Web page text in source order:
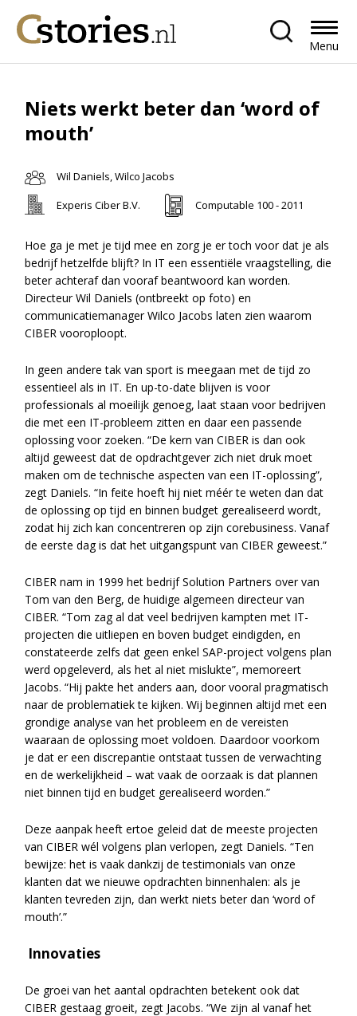
Menu
Niets werkt beter dan ‘word of
mouth’
Wil Daniels, Wilco Jacobs
Experis Ciber B.V.
Computable 100 - 2011
Hoe ga je met je tijd mee en zorg je er toch voor dat je als
bedrijf hetzelfde blijft? In IT een essentiële vraagstelling, die
beter achteraf dan vooraf beantwoord kan worden.
Directeur Wil Daniels (ontbreekt op foto) en
communicatiemanager Wilco Jacobs laten zien waarom
CIBER vooroploopt.
In geen andere tak van sport is meegaan met de tijd zo
essentieel als in IT. En up-to-date blijven is voor
professionals al moeilijk genoeg, laat staan voor bedrijven
die met een IT-probleem zitten en daar een passende
oplossing voor zoeken. “De kern van CIBER is dan ook
altijd geweest dat de opdrachtgever zich niet druk moet
maken om de technische aspecten van een IT-oplossing”,
zegt Daniels. “In feite hoeft hij niet méér te weten dan dat
de oplossing op tijd en binnen budget gerealiseerd wordt,
zodat hij zich kan concentreren op zijn corebusiness. Vanaf
de eerste dag is dat het uitgangspunt van CIBER geweest.”
CIBER nam in 1999 het bedrijf Solution Partners over van
Tom van den Berg, de huidige algemeen directeur van
CIBER. “Tom zag al dat veel bedrijven kampten met IT-
projecten die uitliepen en boven budget eindigden, en
constateerde zelfs dat geen enkel SAP-project volgens plan
werd opgeleverd, als het al niet mislukte”, memoreert
Jacobs. “Hij pakte het anders aan, door vooral pragmatisch
naar de problematiek te kijken. Wij beginnen altijd met een
grondige analyse van het probleem en de vereisten
waaraan de oplossing moet voldoen. Daardoor voorkom
je dat er een discrepantie ontstaat tussen de verwachting
en de werkelijkheid – wat vaak de oorzaak is dat plannen
niet binnen tijd en budget gerealiseerd worden.”
Deze aanpak heeft ertoe geleid dat de meeste projecten
van CIBER wél volgens plan verlopen, zegt Daniels. “Ten
bewijze: het is vaak dankzij de testimonials van onze
klanten dat we nieuwe opdrachten binnenhalen: als je
klanten tevreden zijn, dan werkt niets beter dan ‘word of
mouth’.”
Innovaties
De groei van het aantal opdrachten betekent ook dat
CIBER gestaag groeit, zegt Jacobs. “We zijn al vanaf het